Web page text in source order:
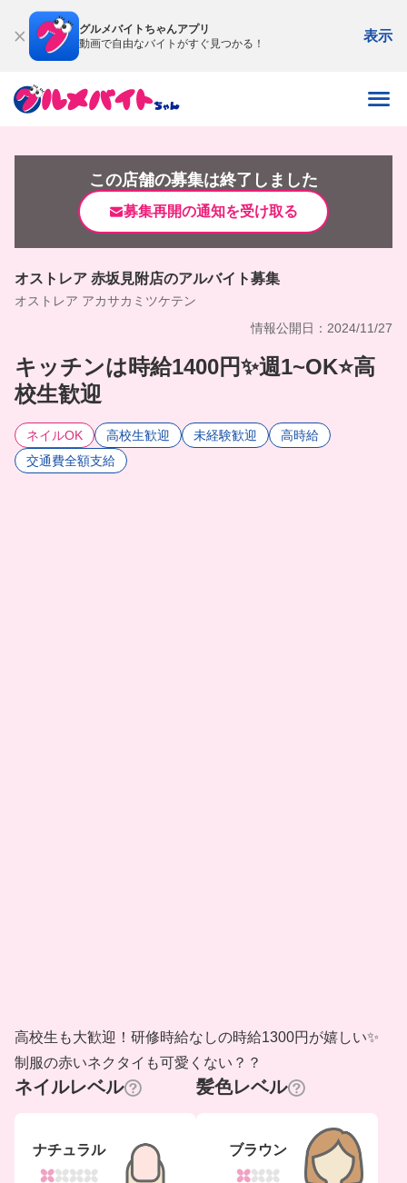
グルメバイトちゃんアプリ
動画で自由なバイトがすぐ見つかる！
表示
この店舗の募集は終了しました
募集再開の通知を受け取る
オストレア 赤坂見附店のアルバイト募集
オストレア アカサカミツケテン
情報公開日：2024/11/27
キッチンは時給1400円✨週1~OK⭐️高
校生歓迎
ネイルOK 高校生歓迎 未経験歓迎
高時給
交通費全額支給
高校生も大歓迎！研修時給なしの時給1300円が嬉しい✨
制服の赤いネクタイも可愛くない？？
ネイルレベル
ナチュラル
髪色レベル
ブラウン